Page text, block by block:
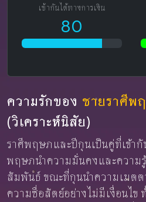
เข้ากันได้ทางการเงิน
80
ความรักของ ชายราศีพ
(วิเคราะห์นิสัย)
ราศีพฤษภและปีกุนเป็นคู่ที่เข้ากั
พฤษภนำความมั่นคงและความ
สัมพันธ์ ขณะที่กุนนำความเมตต
ความซื่อสัตย์อย่างไม่มีเงื่อนไ